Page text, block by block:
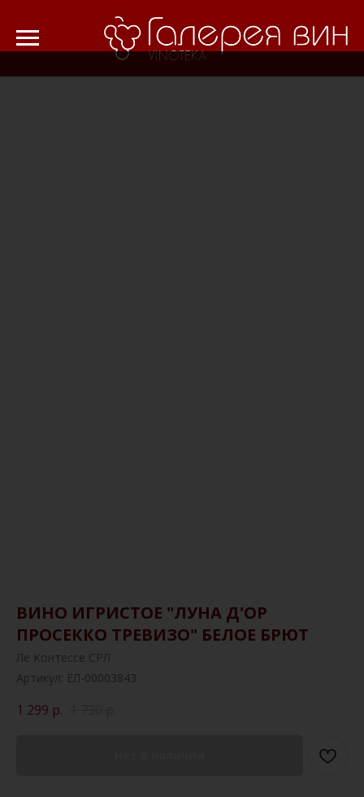
ВИНО ИГРИСТОЕ "ЛУНА Д'ОР
ПРОСЕККО ТРЕВИЗО" БЕЛОЕ БРЮТ
Ле Контессе СРЛ
Артикул: ЕЛ-00003843
1 299 р.